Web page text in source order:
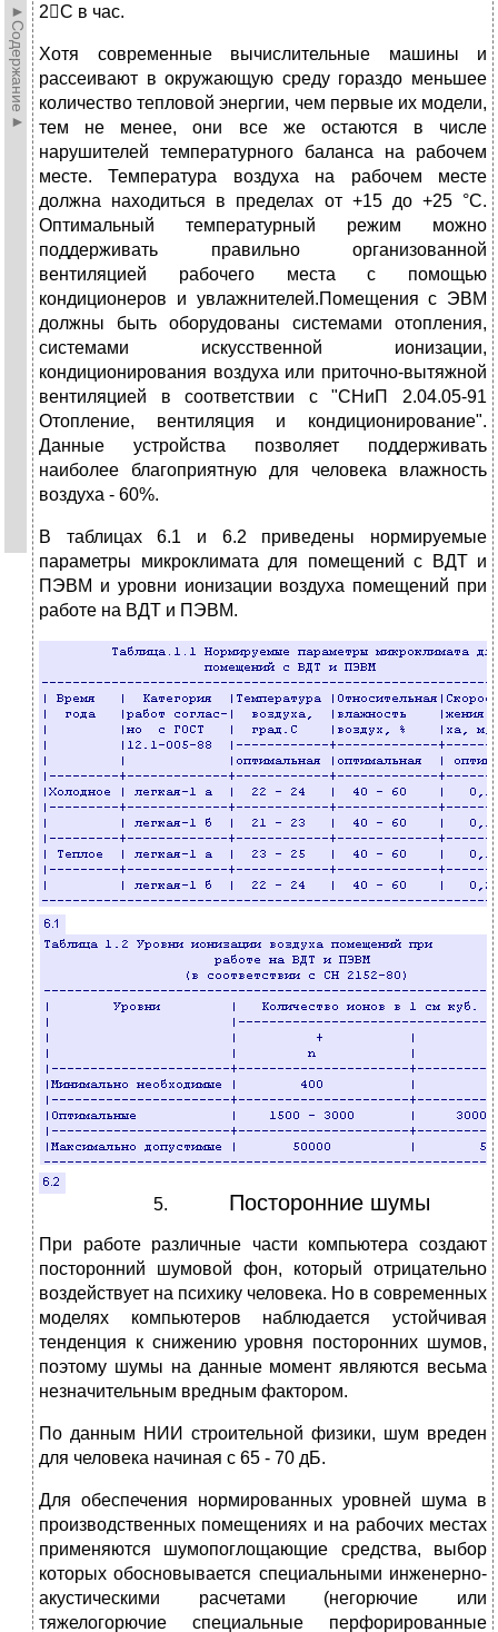
►Содержание►
2С в час.
Хотя современные вычислительные машины и
рассеивают в окружающую среду гораздо меньшее
количество тепловой энергии, чем первые их модели,
тем не менее, они все же остаются в числе
нарушителей температурного баланса на рабочем
месте. Температура воздуха на рабочем месте
должна находиться в пределах от +15 до +25 °C.
Оптимальный температурный режим можно
поддерживать правильно организованной
вентиляцией рабочего места с помощью
кондиционеров и увлажнителей.Помещения с ЭВМ
должны быть оборудованы системами отопления,
системами искусственной ионизации,
кондиционирования воздуха или приточно-вытяжной
вентиляцией в соответствии с "СНиП 2.04.05-91
Отопление, вентиляция и кондиционирование".
Данные устройства позволяет поддерживать
наиболее благоприятную для человека влажность
воздуха - 60%.
В таблицах 6.1 и 6.2 приведены нормируемые
параметры микроклимата для помещений с ВДТ и
ПЭВМ и уровни ионизации воздуха помещений при
работе на ВДТ и ПЭВМ.
Посторонние шумы
При работе различные части компьютера создают
посторонний шумовой фон, который отрицательно
воздействует на психику человека. Но в современных
моделях компьютеров наблюдается устойчивая
тенденция к снижению уровня посторонних шумов,
поэтому шумы на данные момент являются весьма
незначительным вредным фактором.
По данным НИИ строительной физики, шум вреден
для человека начиная с 65 - 70 дБ.
Для обеспечения нормированных уровней шума в
производственных помещениях и на рабочих местах
применяются шумопоглощающие средства, выбор
которых обосновывается специальными инженерно-
акустическими расчетами (негорючие или
тяжелогорючие специальные перфорированные